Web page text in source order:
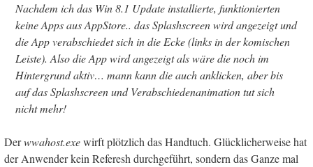
Nachdem ich das Win 8.1 Update installierte, funktionierten
keine Apps aus AppStore.. das Splashscreen wird angezeigt und
die App verabschiedet sich in die Ecke (links in der komischen
Leiste). Also die App wird angezeigt als wäre die noch im
Hintergrund aktiv… mann kann die auch anklicken, aber bis
auf das Splashscreen und Verabschiedenanimation tut sich
nicht mehr!
Derwwahost.exewirft plötzlich das Handtuch. Glücklicherweise hat
der Anwender kein Referesh durchgeführt, sondern das Ganze mal